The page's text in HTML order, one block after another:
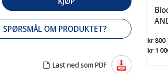
SPØRSMÅL OM PRODUKTET?
Last ned som PDF
kr 800
kr 1